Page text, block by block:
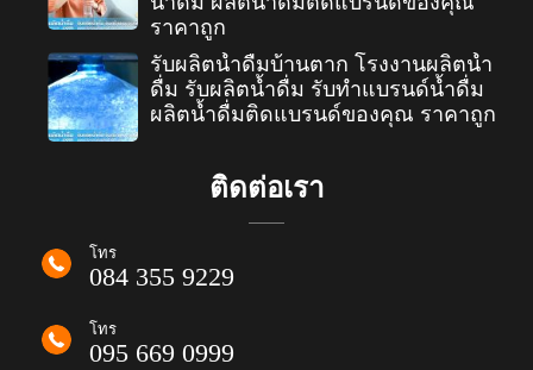
ราคาถูก
รับผลิตน้ำดื่มบ้านตาก โรงงานผลิตน้ำ
ดื่ม รับผลิตน้ำดื่ม รับทำแบรนด์น้ำดื่ม
ผลิตน้ำดื่มติดแบรนด์ของคุณ ราคาถูก
ติดต่อเรา
โทร
084 355 9229
โทร
095 669 0999